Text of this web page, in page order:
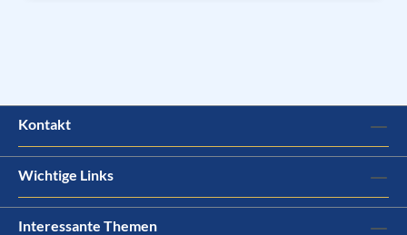
Kontakt
Wichtige Links
Interessante Themen